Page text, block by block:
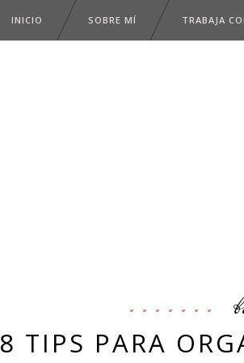
INICIO SOBRE MÍ TRABAJA
8 TIPS PARA